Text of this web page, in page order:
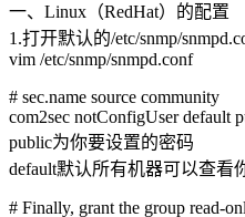
一、Linux（RedHat）的配置
1.打开默认的/etc/snmp/
vim /etc/snmp/snmpd.conf
# sec.name source community
com2sec notConfigUser default
public为你要设置的密码
default默认所有机器可以查看
# Finally, grant the group read-